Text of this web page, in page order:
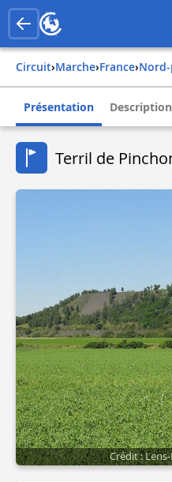
Circuit› Marche› france›
Présentation Description
Terril de
Crédit :